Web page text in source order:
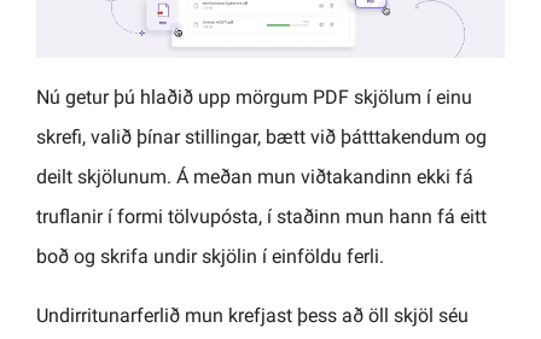
Nú getur þú hlaðið upp mörgum PDF skjölum í einu
skrefi, valið þínar stillingar, bætt við þátttakendum og
deilt skjölunum. Á meðan mun viðtakandinn ekki fá
truflanir í formi tölvupósta, í staðinn mun hann fá eitt
boð og skrifa undir skjölin í einföldu ferli.
Undirritunarferlið mun krefjast þess að öll skjöl séu